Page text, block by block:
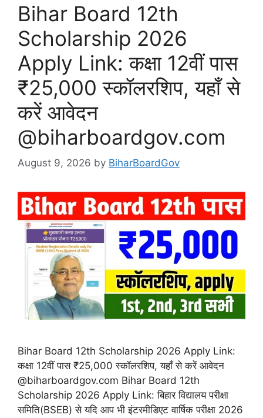
Bihar Board 12th
Scholarship 2026
Apply Link: कक्षा 12वीं पास
₹25,000 स्कॉलरशिप, यहाँ से
करें आवेदन
@biharboardgov.com
August 9, 2026 by BiharBoardGov
Bihar Board 12th Scholarship 2026 Apply Link:
कक्षा 12वीं पास ₹25,000 स्कॉलरशिप, यहाँ से करें आवेदन
@biharboardgov.com Bihar Board 12th
Scholarship 2026 Apply Link: बिहार विद्यालय परीक्षा
समिति(BSEB) से यदि आप भी इंटरमीडिएट वार्षिक परीक्षा 2026